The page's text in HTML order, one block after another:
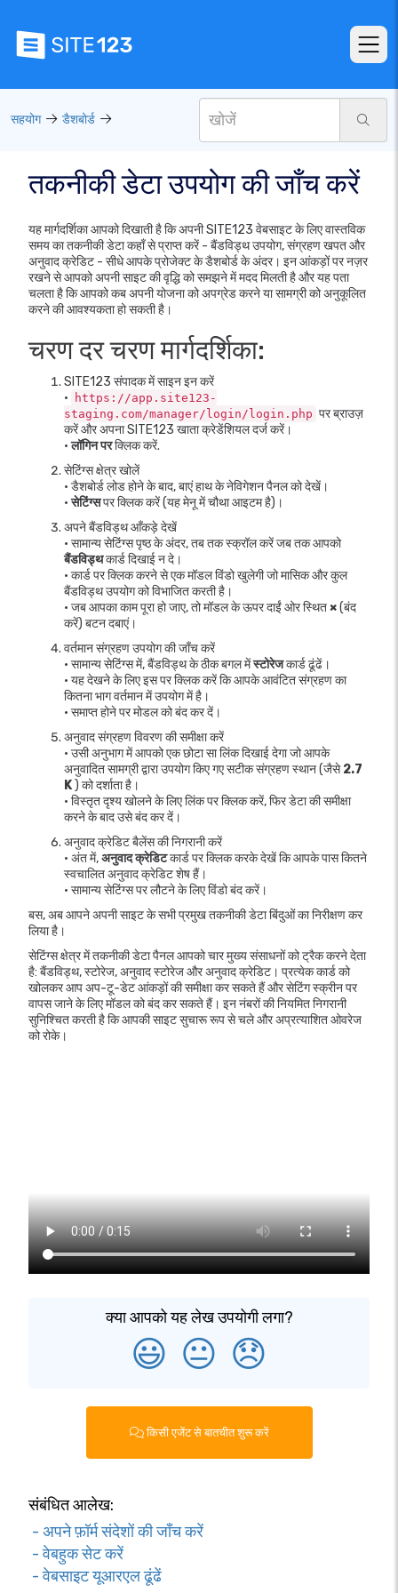
सहयोग डैशबोर्ड
तकनीकी डेटा उपयोग की जाँच करें
यह मार्गदर्शिका आपको दिखाती है कि अपनी SITE123 वेबसाइट के लिए वास्तविक
समय का तकनीकी डेटा कहाँ से प्राप्त करें - बैंडविड्थ उपयोग, संग्रहण खपत और
अनुवाद क्रेडिट - सीधे आपके प्रोजेक्ट के डैशबोर्ड के अंदर। इन आंकड़ों पर नज़र
रखने से आपको अपनी साइट की वृद्धि को समझने में मदद मिलती है और यह पता
चलता है कि आपको कब अपनी योजना को अपग्रेड करने या सामग्री को अनुकूलित
करने की आवश्यकता हो सकती है।
चरण दर चरण मार्गदर्शिका:
SITE123 संपादक में साइन इन करें
•
https://app.site123-
staging.com/manager/login/login.php पर ब्राउज़
करें और अपना SITE123 खाता क्रेडेंशियल दर्ज करें।
•लॉगिन परक्लिक करें.
सेटिंग्स क्षेत्र खोलें
• डैशबोर्ड लोड होने के बाद, बाएं हाथ के नेविगेशन पैनल को देखें।
•सेटिंग्सपर क्लिक करें (यह मेनू में चौथा आइटम है)।
अपने बैंडविड्थ आँकड़े देखें
• सामान्य सेटिंग्स पृष्ठ के अंदर, तब तक स्क्रॉल करें जब तक आपको
बैंडविड्थकार्ड दिखाई न दे।
• कार्ड पर क्लिक करने से एक मॉडल विंडो खुलेगी जो मासिक और कुल
बैंडविड्थ उपयोग को विभाजित करती है।
• जब आपका काम पूरा हो जाए, तो मॉडल के ऊपर दाईं ओर स्थित×(बंद
करें) बटन दबाएं।
वर्तमान संग्रहण उपयोग की जाँच करें
• सामान्य सेटिंग्स में, बैंडविड्थ के ठीक बगल मेंस्टोरेजकार्ड ढूंढें।
• यह देखने के लिए इस पर क्लिक करें कि आपके आवंटित संग्रहण का
कितना भाग वर्तमान में उपयोग में है।
• समाप्त होने पर मोडल को बंद कर दें।
अनुवाद संग्रहण विवरण की समीक्षा करें
• उसी अनुभाग में आपको एक छोटा सा लिंक दिखाई देगा जो आपके
अनुवादित सामग्री द्वारा उपयोग किए गए सटीक संग्रहण स्थान (जैसे2.7
K) को दर्शाता है।
• विस्तृत दृश्य खोलने के लिए लिंक पर क्लिक करें, फिर डेटा की समीक्षा
करने के बाद उसे बंद कर दें।
अनुवाद क्रेडिट बैलेंस की निगरानी करें
• अंत में,अनुवाद क्रेडिटकार्ड पर क्लिक करके देखें कि आपके पास कितने
स्वचालित अनुवाद क्रेडिट शेष हैं।
• सामान्य सेटिंग्स पर लौटने के लिए विंडो बंद करें।
बस, अब आपने अपनी साइट के सभी प्रमुख तकनीकी डेटा बिंदुओं का निरीक्षण कर
लिया है।
सेटिंग्स क्षेत्र में तकनीकी डेटा पैनल आपको चार मुख्य संसाधनों को ट्रैक करने देता
है: बैंडविड्थ, स्टोरेज, अनुवाद स्टोरेज और अनुवाद क्रेडिट। प्रत्येक कार्ड को
खोलकर आप अप-टू-डेट आंकड़ों की समीक्षा कर सकते हैं और सेटिंग स्क्रीन पर
वापस जाने के लिए मॉडल को बंद कर सकते हैं। इन नंबरों की नियमित निगरानी
सुनिश्चित करती है कि आपकी साइट सुचारू रूप से चले और अप्रत्याशित ओवरेज
को रोके।
क्या आपको यह लेख उपयोगी लगा?
😃 😐 😞
किसी एजेंट से बातचीत शुरू करें
संबंधित आलेख:
- अपने फ़ॉर्म संदेशों की जाँच करें
- वेबहुक सेट करें
- वेबसाइट यूआरएल ढूंढें